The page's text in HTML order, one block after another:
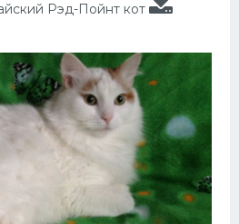
Рэд-Пойнт кот